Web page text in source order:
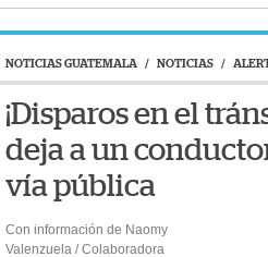
NOTICIAS GUATEMALA / NOTICIAS /
¡Disparos en el
deja a un
vía pública
Con información de Naomy
Valenzuela / Colaboradora